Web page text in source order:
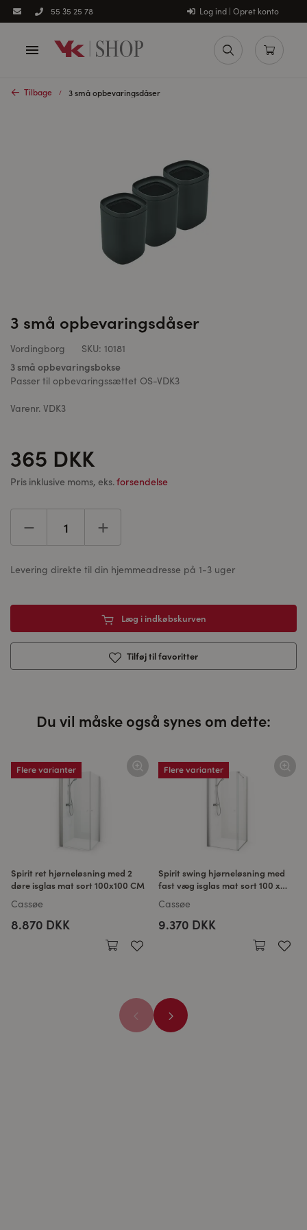
55 35 25 78 Log ind | Opret konto
Tilbage 3 små opbevaringsdåser
3 små opbevaringsdåser
Vordingborg SKU: 10181
3 små opbevaringsbokse
Passer til opbevaringssættet OS-VDK3
Varenr. VDK3
365 DKK
Pris inklusive moms, eks.forsendelse
Levering direkte til din hjemmeadresse på 1-3 uger
Læg i indkøbskurven
Tilføj til favoritter
Du vil måske også synes om dette:
Flere varianter
Spirit ret hjørneløsning med 2
døre isglas mat sort 100x100 CM
Cassøe
8.870 DKK
Flere varianter
Spirit swing hjørneløsning med
fast væg isglas mat sort 100 x
100 CM
Cassøe
9.370 DKK